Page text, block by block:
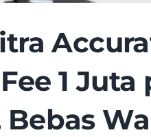
1 Juta
Bebas